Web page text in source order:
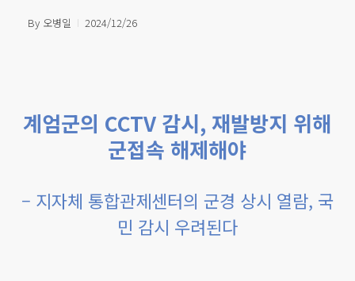
By 오병일 2024/12/26
계엄군의 CCTV 감시, 재발방지 위해
군접속 해제해야
– 지자체 통합관제센터의 군경 상시 열람, 국
민 감시 우려된다